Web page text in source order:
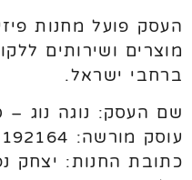
העסק פועל מחנות
מוצרים ושירותים
ברחבי ישראל.
שם העסק: נוגה נוג –
עוסק מורשה: 312192164
כתובת החנות: יצחק נפחא 36,